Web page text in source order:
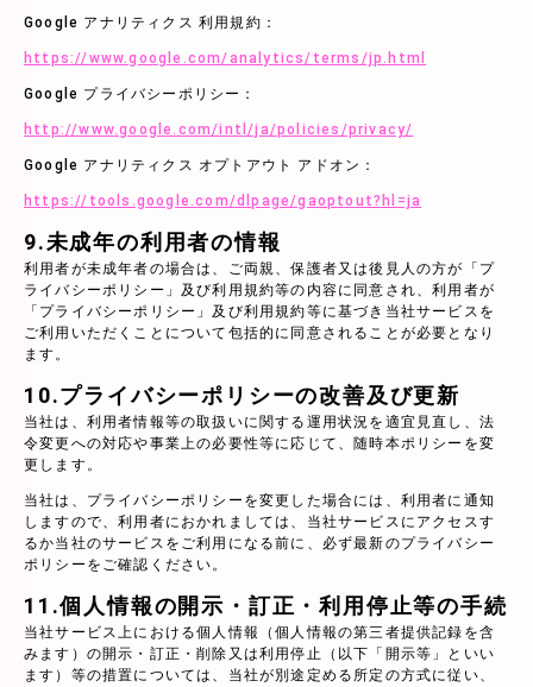
Google アナリティクス 利用規約：
https://www.google.com/analytics/terms/jp.html
Google プライバシーポリシー：
http://www.google.com/intl/ja/policies/privacy/
Google アナリティクス オプトアウト アドオン：
https://tools.google.com/dlpage/gaoptout?hl=ja
9.未成年の利用者の情報
利用者が未成年者の場合は、ご両親、保護者又は後見人の方が「プ
ライバシーポリシー」及び利用規約等の内容に同意され、利用者が
「プライバシーポリシー」及び利用規約等に基づき当社サービスを
ご利用いただくことについて包括的に同意されることが必要となり
ます。
10.プライバシーポリシーの改善及び更新
当社は、利用者情報等の取扱いに関する運用状況を適宜見直し、法
令変更への対応や事業上の必要性等に応じて、随時本ポリシーを変
更します。
当社は、プライバシーポリシーを変更した場合には、利用者に通知
しますので、利用者におかれましては、当社サービスにアクセスす
るか当社のサービスをご利用になる前に、必ず最新のプライバシー
ポリシーをご確認ください。
11.個人情報の開示・訂正・利用停止等の手続
当社サービス上における個人情報（個人情報の第三者提供記録を含
みます）の開示・訂正・削除又は利用停止（以下「開示等」といい
ます）等の措置については、当社が別途定める所定の方式に従い、